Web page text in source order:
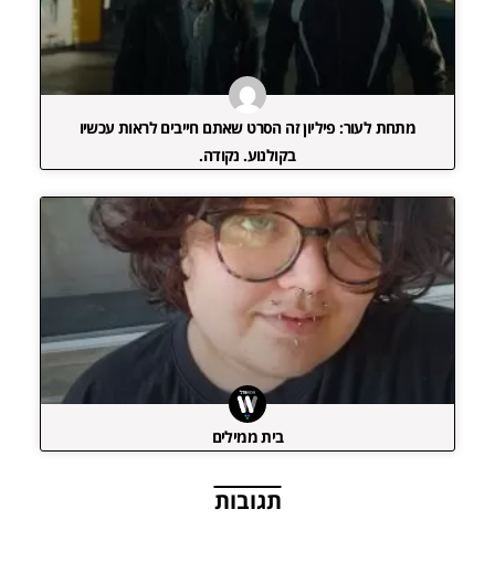
מתחת לעור: פיליון זה הסרט שאתם חייבים לראות עכשיו
בקולנוע. נקודה.
בית ממילים
תגובות